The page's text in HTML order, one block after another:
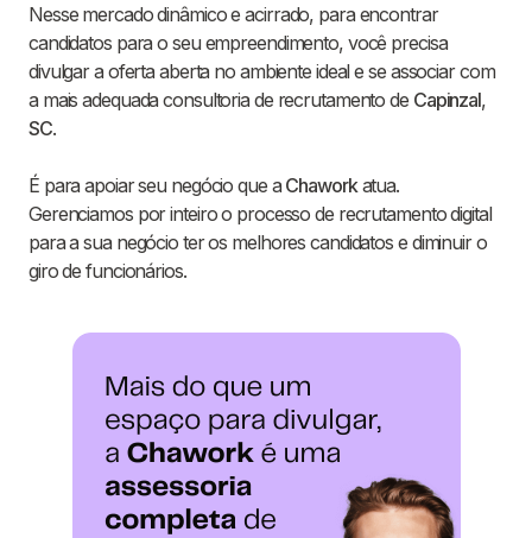
Nesse mercado dinâmico e acirrado, para encontrar
candidatos para o seu empreendimento, você precisa
divulgar a oferta aberta no ambiente ideal e se associar com
a mais adequada consultoria de recrutamento de Capinzal,
SC.
É para apoiar seu negócio que a Chaworkatua.
Gerenciamos por inteiro o processo de recrutamento digital
para a sua negócio ter os melhores candidatos e diminuir o
giro de funcionários.